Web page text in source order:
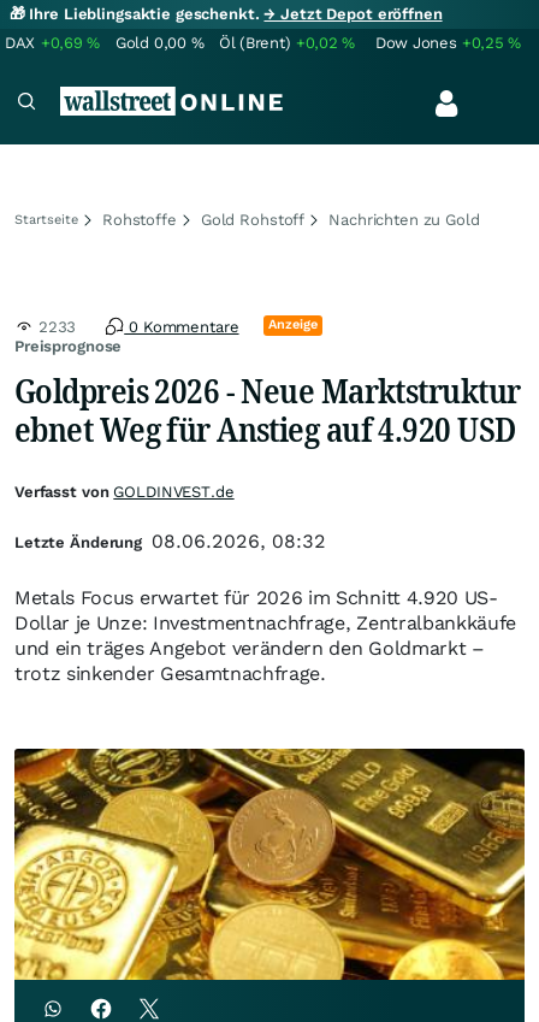
🎁 Ihre Lieblingsaktie geschenkt.→ Jetzt Depot eröffnen
DAX +0,69% Gold 0,00 % Öl (Brent) +0,02% Dow Jones +0,25%
Startseite Rohstoffe Gold Rohstoff Nachrichten zu Gold
Preisprognose
2233 0 Kommentare Anzeige
Goldpreis 2026 - Neue Marktstruktur
ebnet Weg für Anstieg auf 4.920 USD
Metals Focus erwartet für 2026 im Schnitt 4.920 US-
Dollar je Unze: Investmentnachfrage, Zentralbankkäufe
und ein träges Angebot verändern den Goldmarkt –
trotz sinkender Gesamtnachfrage.
Verfasst von GOLDINVEST.de
Letzte Änderung 08.06.2026, 08:32